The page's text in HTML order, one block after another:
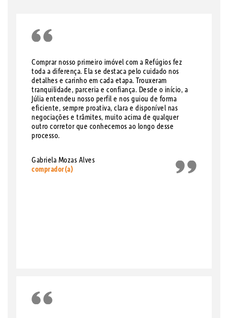
Comprar nosso primeiro imóvel com a Refúgios fez
toda a diferença. Ela se destaca pelo cuidado nos
detalhes e carinho em cada etapa. Trouxeram
tranquilidade, parceria e confiança. Desde o início, a
Júlia entendeu nosso perfil e nos guiou de forma
eficiente, sempre proativa, clara e disponível nas
negociações e trâmites, muito acima de qualquer
outro corretor que conhecemos ao longo desse
processo.
Gabriela Mozas Alves
comprador(a)